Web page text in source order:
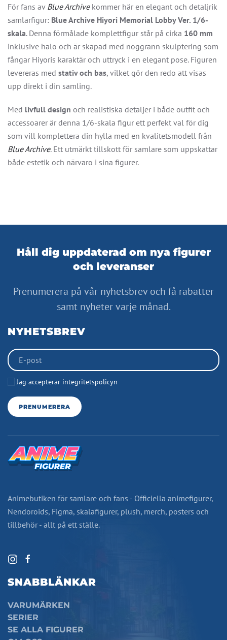
För fans av Blue Archivekommer här en elegant och detaljrik
samlarfigur: Blue Archive Hiyori Memorial Lobby Ver. 1/6-
skala. Denna förmålade komplettfigur står på cirka 160 mm
inklusive halo och är skapad med noggrann skulptering som
fångar Hiyoris karaktär och uttryck i en elegant pose. Figuren
levereras med stativ och bas, vilket gör den redo att visas
upp direkt i din samling.
Med livfull design och realistiska detaljer i både outfit och
accessoarer är denna 1/6-skala figur ett perfekt val för dig
som vill komplettera din hylla med en kvalitetsmodell från
Blue Archive. Ett utmärkt tillskott för samlare som uppskattar
både estetik och närvaro i sina figurer.
Håll dig uppdaterad om nya figurer
och leveranser
Prenumerera på vår nyhetsbrev och få rabatter
samt nyheter varje månad.
NYHETSBREV
Jag accepterar integritetspolicyn
PRENUMERERA
Animebutiken för samlare och fans - Officiella animefigurer,
Nendoroids, Figma, skalafigurer, plush, merch, posters och
tillbehör - allt på ett ställe.
SNABBLÄNKAR
VARUMÄRKEN
SERIER
SE ALLA FIGURER